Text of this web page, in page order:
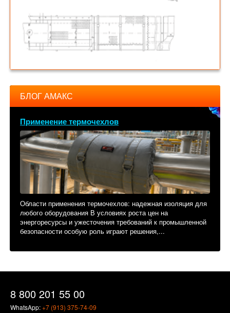
БЛОГ АМАКС
Применение термочехлов
Области применения термочехлов: надежная изоляция для
любого оборудования В условиях роста цен на
энергоресурсы и ужесточения требований к промышленной
безопасности особую роль играют решения,...
8 800 201 55 00
WhatsApp:+7 (913) 375-74-09